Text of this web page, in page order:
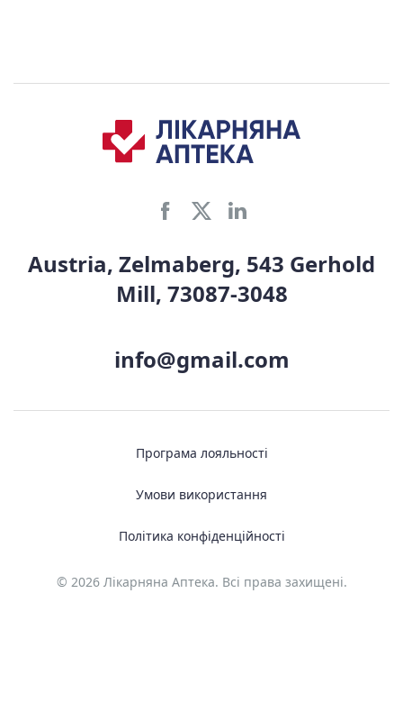
Austria, Zelmaberg, 543 Gerhold
Mill, 73087-3048
info@gmail.com
© 2026 Лікарняна Аптека. Всі права захищені.
Програма лояльності
Умови використання
Політика конфіденційності